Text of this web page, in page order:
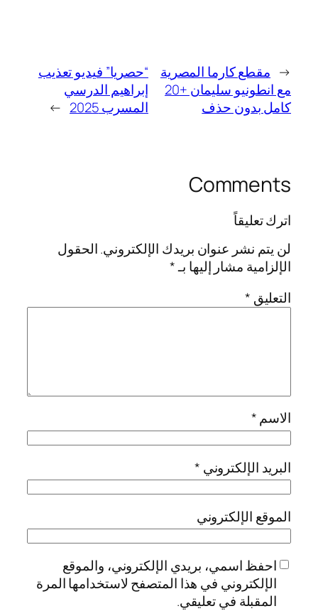
← مقطع كارما المصرية
مع انطونيو سليمان +20
كامل بدون حذف
“حصريا” فيديو تعذيب
إبراهيم الدرسي
المسرب 2025
→
Comments
اترك تعليقاً
لن يتم نشر عنوان بريدك الإلكتروني.الحقول
الإلزامية مشار إليها بـ*
التعليق *
الاسم*
البريد الإلكتروني *
الموقع الإلكتروني
احفظ اسمي، بريدي الإلكتروني، والموقع
الإلكتروني في هذا المتصفح لاستخدامها المرة
المقبلة في تعليقي.